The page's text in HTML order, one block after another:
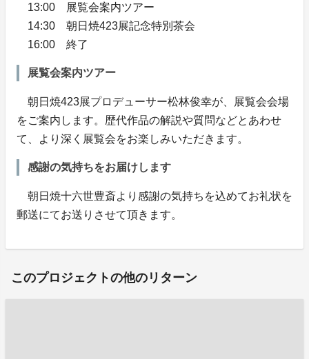
13:00 展覧会案内ツアー
14:30 朝日焼423展記念特別茶会
16:00 終了
展覧会案内ツアー
朝日焼423展プロデューサー松林俊幸が、展覧会会場
をご案内します。歴代作品の解説や質問などとあわせ
て、より深く展覧会をお楽しみいただきます。
感謝の気持ちをお届けします
朝日焼十六世豊斎より感謝の気持ちを込めてお礼状を
郵送にてお送りさせて頂きます。
このプロジェクトの他のリターン